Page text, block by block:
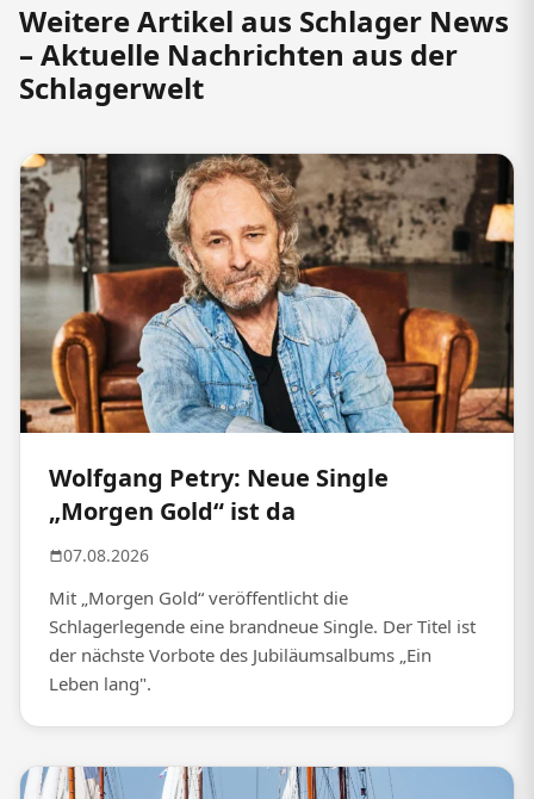
Weitere Artikel aus Schlager News
– Aktuelle Nachrichten aus der
Schlagerwelt
Wolfgang Petry: Neue Single
„Morgen Gold“ ist da
07.08.2026
Mit „Morgen Gold“ veröffentlicht die
Schlagerlegende eine brandneue Single. Der Titel ist
der nächste Vorbote des Jubiläumsalbums „Ein
Leben lang".